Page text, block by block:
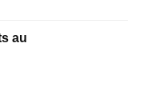
au